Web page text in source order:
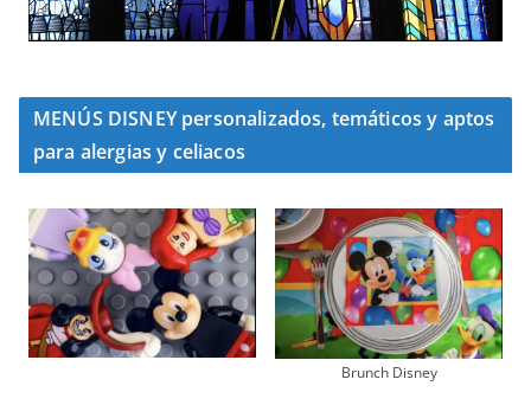
MENÚS DISNEY personalizados, temáticos y aptos
para alergias y celiacos
Brunch Disney